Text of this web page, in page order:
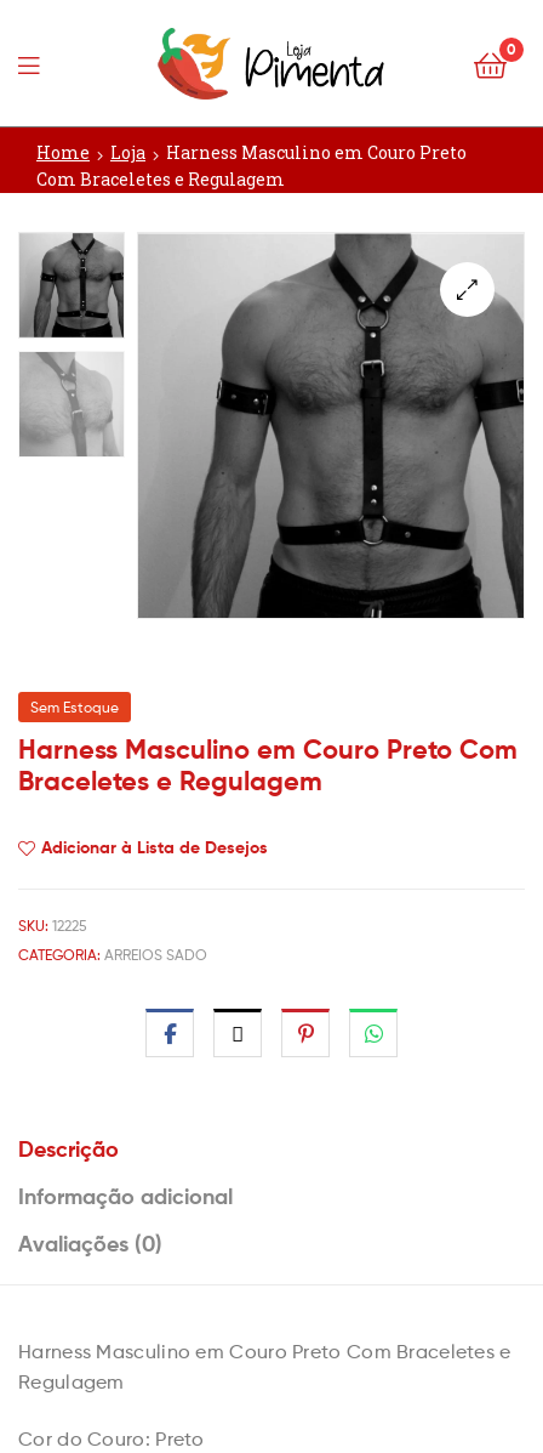
Loja
Pimenta
0
Home Loja
Harness Masculino em Couro Preto
Com Braceletes e Regulagem
Sem Estoque
Harness Masculino em Couro Preto Com
Braceletes e Regulagem
Adicionar à Lista de Desejos
SKU: 12225
CATEGORIA: ARREIOS SADO
Descrição
Informação adicional
Avaliações (0)
Harness Masculino em Couro Preto Com Braceletes e
Regulagem
Cor do Couro: Preto